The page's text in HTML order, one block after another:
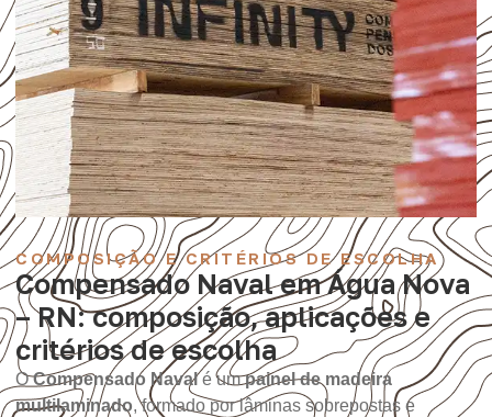
COMPOSIÇÃO E CRITÉRIOS DE ESCOLHA
Compensado Naval em Água Nova
– RN: composição, aplicações e
critérios de escolha
OCompensado Navalé umpainel de madeira
multilaminado, formado por lâminas sobrepostas e